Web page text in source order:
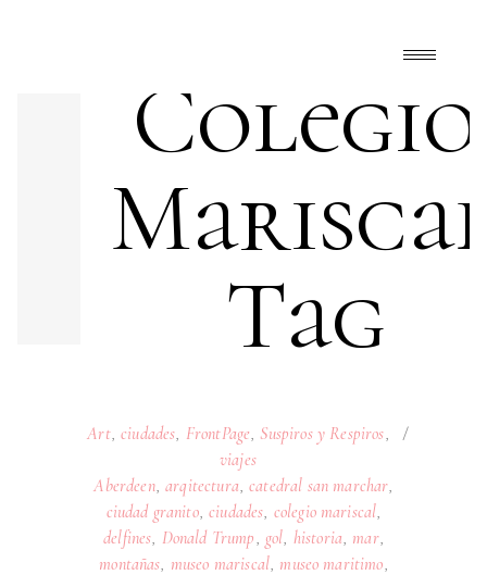
Colegio
Tag
Art,ciudades FrontPage ,Suspiros y Respiros
viajes
Aberdeen,arqitectura ,catedral san marchar
ciudad granito,ciudades colegio mariscal
delfines Donald Trump gol historia mar,
montañas museo mariscal museo maritimo